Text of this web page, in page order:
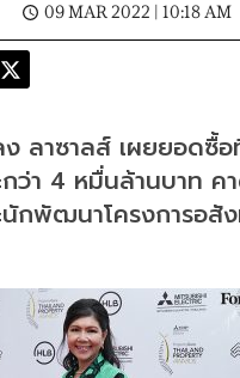
09 MAR 2022 | 10:18 AM
ลาซาลส์ เผยยอดซื้
ว่า 4 หมื่นล้านบาท
นักพัฒนาโครงการอสั